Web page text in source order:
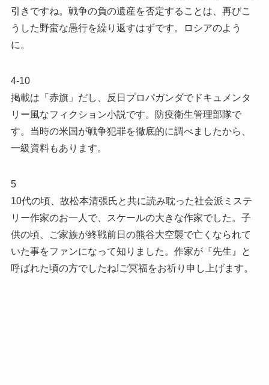
引きですね。戦争の負の遺産を否定することは、再びこ
うした野蛮な愚行を繰り返すはずです。ロシアのよう
に。
4-10
掲載は「赤旗」だし、反日プロパガンダでドキュメンタ
リー風なフィクション小説です。防疫衛生管理部隊で
す。当時の米国が戦争犯罪を徹底的に調べましたから、
一級資料もあります。
5
10代の頃、故松本清張氏と共に読み耽った社会派ミステ
リー作家のお一人で、スケールの大きな作家でした。子
供の頃、ご家族が終戦前日の熊谷大空襲で亡くなられて
いた事をファンになって知りました。作家が『先生』と
呼ばれた頃の方でしたね!ご冥福をお祈り申し上げます。